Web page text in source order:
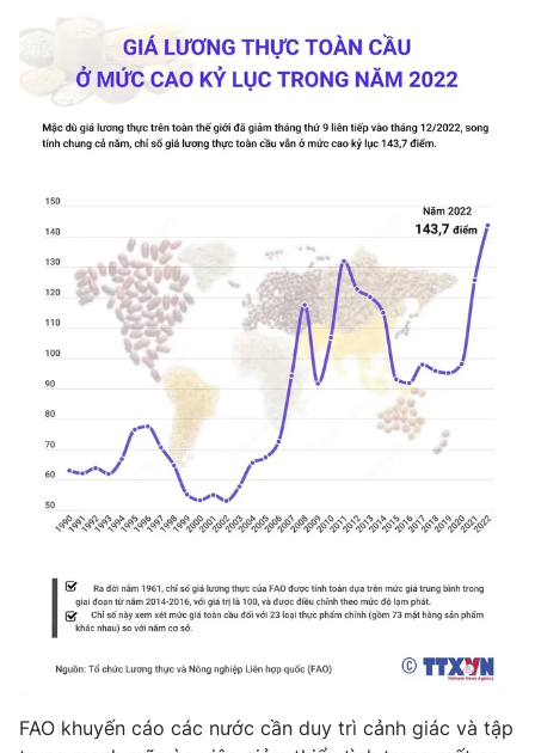
Sản phẩm
Thị trường
Tư vấn
Lịch phát sóng
Chuyên mục khác
Photo Infographic
Video Shorts video
VTV Money VTV Thể thao
VTV Sức khoẻ Bất động sản
Thị trường 24h Tấm lòng Việt
Vươn mình bằng AI
VTV9 VTV8
Liên hệ tòa soạn English
FAO khuyến cáo các nước cần duy trì cảnh giác và tập